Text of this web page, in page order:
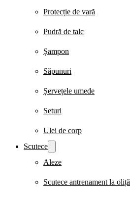
Protecție de vară
Pudră de talc
Șampon
Săpunuri
Șervețele umede
Seturi
Ulei de corp
Scutece
Aleze
Scutece antrenament la oliță